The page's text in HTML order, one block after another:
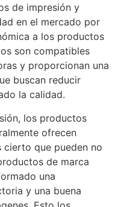
de impresión y
en el mercado por
a los productos
son compatibles
y proporcionan una
buscan reducir
la calidad.
los productos
ofrecen
cierto que pueden no
de marca
una
y una buena